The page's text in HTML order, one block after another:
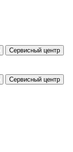
Сервисный центр
Сервисный центр